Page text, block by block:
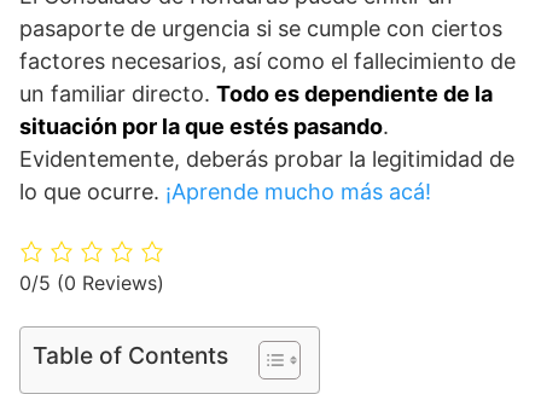
pasaporte de urgencia si se cumple con ciertos
factores necesarios, así como el fallecimiento de
un familiar directo. Todo es dependiente de la
situación por la que estés pasando.
Evidentemente, deberás probar la legitimidad de
lo que ocurre. ¡Aprende mucho más acá!
0/5 (0 Reviews)
Table of Contents